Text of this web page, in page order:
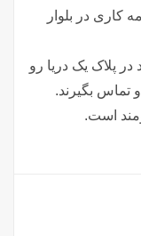
کاری در بلوار
پلاک یک دریا رو
تماس بگیرند.
است.